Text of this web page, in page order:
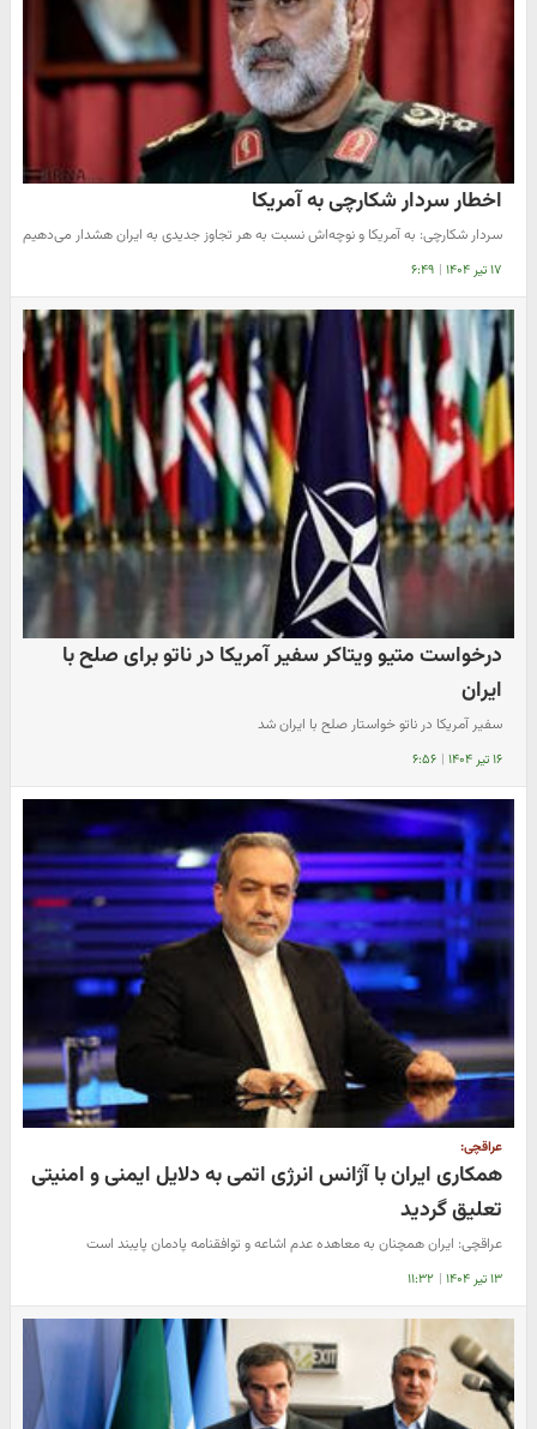
اخطار سردار شکارچی به آمریکا
​سردار شکارچی: به آمریکا و نوچه‌اش نسبت به هر تجاوز جدیدی به ایران هشدار می‌دهیم
۱۷ تیر ۱۴۰۴ | ۶:۴۹
درخواست متیو ویتاکر سفیر آمریکا در ناتو برای صلح با
ایران
سفیر آمریکا در ناتو خواستار صلح با ایران شد
۱۶ تیر ۱۴۰۴ | ۶:۵۶
عراقچی:
همکاری ایران با آژانس انرژی اتمی به دلایل ایمنی و امنیتی
تعلیق گردید
عراقچی: ایران همچنان به معاهده عدم اشاعه و توافقنامه پادمان پایبند است
۱۳ تیر ۱۴۰۴ | ۱۱:۳۲